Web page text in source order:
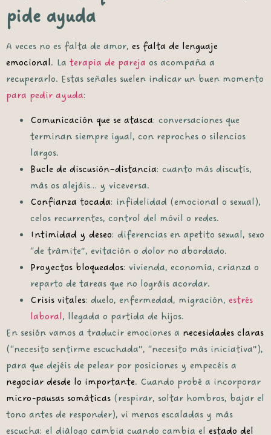
pide ayuda
A veces no es falta de amor, es falta de lenguaje
emocional. La terapia de pareja os acompaña a
recuperarlo. Estas señales suelen indicar un buen momento
para pedir ayuda:
Comunicación que se atasca: conversaciones que
terminan siempre igual, con reproches o silencios
largos.
Bucle de discusión–distancia: cuanto más discutís,
más os alejáis… y viceversa.
Confianza tocada: infidelidad (emocional o sexual),
celos recurrentes, control del móvil o redes.
Intimidad y deseo: diferencias en apetito sexual, sexo
“de trámite”, evitación o dolor no abordado.
Proyectos bloqueados: vivienda, economía, crianza o
reparto de tareas que no lográis acordar.
Crisis vitales: duelo, enfermedad, migración, estrés
laboral, llegada o partida de hijos.
En sesión vamos a traducir emociones a necesidades claras
(“necesito sentirme escuchada”, “necesito más iniciativa”),
para que dejéis de pelear por posiciones y empecéis a
negociar desde lo importante. Cuando probé a incorporar
micro-pausas somáticas (respirar, soltar hombros, bajar el
tono antes de responder), vi menos escaladas y más
escucha: el diálogo cambia cuando cambia el estado del